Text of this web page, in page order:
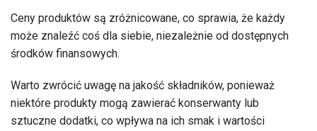
Ceny produktów są zróżnicowane, co sprawia, że każdy
może znaleźć coś dla siebie, niezależnie od dostępnych
środków finansowych.
Warto zwrócić uwagę na jakość składników, ponieważ
niektóre produkty mogą zawierać konserwanty lub
sztuczne dodatki, co wpływa na ich smak i wartości